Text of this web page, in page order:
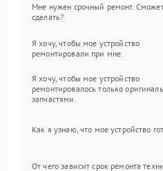
Мне нужен срочный ремонт.
сделать?
Я хочу, чтобы мое устройство
ремонтировали при мне.
Я хочу, чтобы мое устройство
ремонтировалось только
запчастями.
Как я узнаю, что мое устройство
От чего зависит срок ремонта